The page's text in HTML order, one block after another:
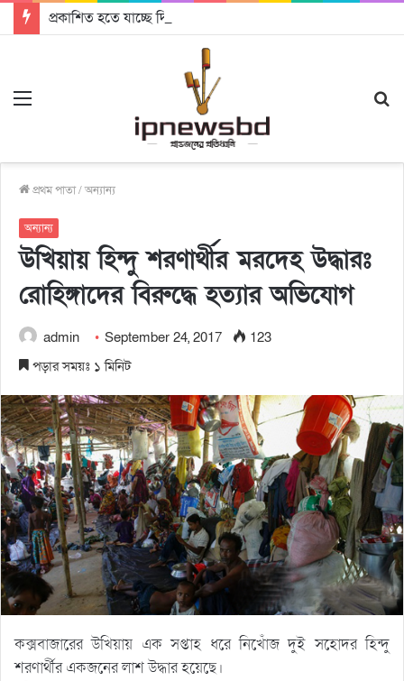
প্রকাশিত হতে যাচ্ছে দি রাবুগার নতুন গান ‘Baljanggi’
প্রথম পাতা/অন্যান্য
অন্যান্য
উখিয়ায় হিন্দু শরণার্থীর মরদেহ উদ্ধারঃ
রোহিঙ্গাদের বিরুদ্ধে হত্যার অভিযোগ
admin September 24, 2017
123
পড়ার সময়ঃ ১ মিনিট
কক্সবাজারের উখিয়ায় এক সপ্তাহ ধরে নিখোঁজ দুই সহোদর হিন্দু
শরণার্থীর একজনের লাশ উদ্ধার হয়েছে।